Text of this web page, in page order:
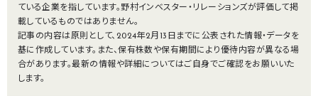
ている企業を指しています。野村インベスター・リレーションズが評価して掲
載しているものではありません。
記事の内容は原則として、2024年2月13日までに公表された情報・データを
基に作成しています。また、保有株数や保有期間により優待内容が異なる場
合があります。最新の情報や詳細についてはご自身でご確認をお願いいた
します。